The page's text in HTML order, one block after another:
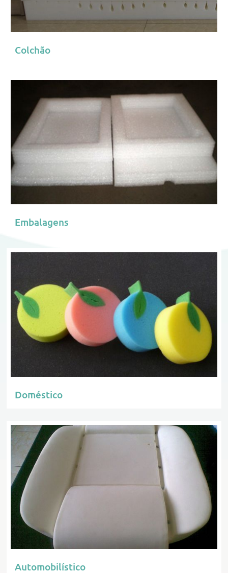
Colchão
Embalagens
Doméstico
Automobilístico